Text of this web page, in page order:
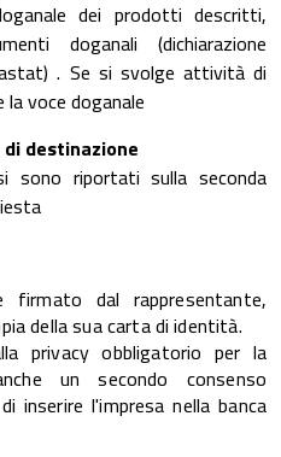
dei prodotti descritti,
doganali (dichiarazione
. Se si svolge attività di
voce doganale
destinazione
sono riportati sulla seconda
firmato dal rappresentante,
della sua carta di identità.
privacy obbligatorio per la
un secondo consenso
inserire l'impresa nella banca